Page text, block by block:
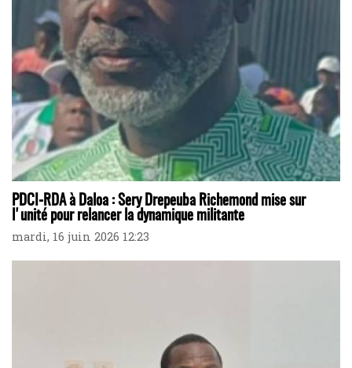
PDCI-RDA à Daloa : Sery Drepeuba Richemond mise sur
l'unité pour relancer la dynamique militante
mardi, 16 juin 2026 12:23